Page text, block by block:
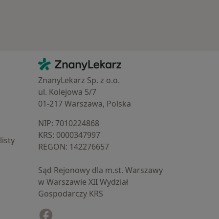
Kontakt
ZnanyLekarz - Strona główna
ZnanyLekarz Sp. z o.o.
ul. Kolejowa 5/7
01-217 Warszawa, Polska
NIP: ⁠7010224868
KRS: ⁠0000347997
REGON: ⁠142276657
Sąd Rejonowy dla m.st. Warszawy
w Warszawie XII Wydział
Gospodarczy KRS